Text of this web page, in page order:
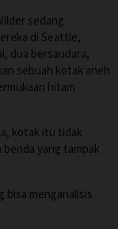
sedang
di Seattle,
dua bersaudara,
sebuah kotak aneh
hitam
kotak itu tidak
yang tampak
bisa menganalisis